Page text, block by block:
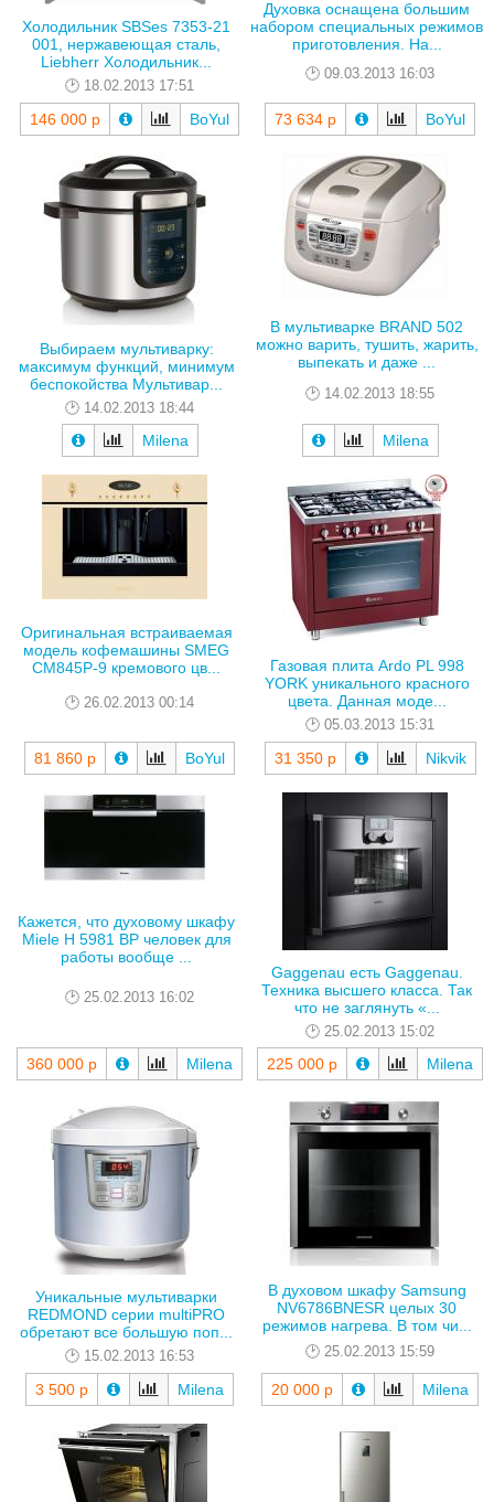
Холодильник SBSes 7353-21
001, нержавеющая сталь,
Liebherr Холодильник...
18.02.2013 17:51
146 000 р BoYul
Духовка оснащена большим
набором специальных режимов
приготовления. На...
09.03.2013 16:03
73 634 р BoYul
Выбираем мультиварку:
максимум функций, минимум
беспокойства Мультивар...
14.02.2013 18:44
Milena
В мультиварке BRAND 502
можно варить, тушить, жарить,
выпекать и даже ...
14.02.2013 18:55
Milena
Оригинальная встраиваемая
модель кофемашины SMEG
CM845P-9 кремового цв...
26.02.2013 00:14
81 860 р BoYul
Газовая плита Ardo PL 998
YORK уникального красного
цвета. Данная моде...
05.03.2013 15:31
31 350 р Nikvik
Кажется, что духовому шкафу
Miele H 5981 BP человек для
работы вообще ...
25.02.2013 16:02
360 000 р Milena
Gaggenau есть Gaggenau.
Техника высшего класса. Так
что не заглянуть «...
25.02.2013 15:02
225 000 р Milena
Уникальные мультиварки
REDMOND серии multiPRO
обретают все большую поп...
15.02.2013 16:53
3 500 р Milena
В духовом шкафу Samsung
NV6786BNESR целых 30
режимов нагрева. В том чи...
25.02.2013 15:59
20 000 р Milena